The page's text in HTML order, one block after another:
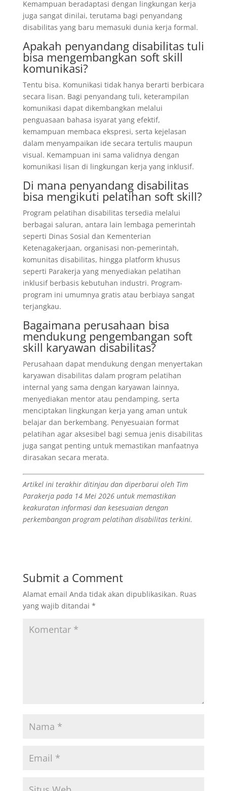
Kemampuan beradaptasi dengan lingkungan kerja
juga sangat dinilai, terutama bagi penyandang
disabilitas yang baru memasuki dunia kerja formal.
Apakah penyandang disabilitas tuli
bisa mengembangkan soft skill
komunikasi?
Tentu bisa. Komunikasi tidak hanya berarti berbicara
secara lisan. Bagi penyandang tuli, keterampilan
komunikasi dapat dikembangkan melalui
penguasaan bahasa isyarat yang efektif,
kemampuan membaca ekspresi, serta kejelasan
dalam menyampaikan ide secara tertulis maupun
visual. Kemampuan ini sama validnya dengan
komunikasi lisan di lingkungan kerja yang inklusif.
Di mana penyandang disabilitas
bisa mengikuti pelatihan soft skill?
Program pelatihan disabilitas tersedia melalui
berbagai saluran, antara lain lembaga pemerintah
seperti Dinas Sosial dan Kementerian
Ketenagakerjaan, organisasi non-pemerintah,
komunitas disabilitas, hingga platform khusus
seperti Parakerja yang menyediakan pelatihan
inklusif berbasis kebutuhan industri. Program-
program ini umumnya gratis atau berbiaya sangat
terjangkau.
Bagaimana perusahaan bisa
mendukung pengembangan soft
skill karyawan disabilitas?
Perusahaan dapat mendukung dengan menyertakan
karyawan disabilitas dalam program pelatihan
internal yang sama dengan karyawan lainnya,
menyediakan mentor atau pendamping, serta
menciptakan lingkungan kerja yang aman untuk
belajar dan berkembang. Penyesuaian format
pelatihan agar aksesibel bagi semua jenis disabilitas
juga sangat penting untuk memastikan manfaatnya
dirasakan secara merata.
Artikel ini terakhir ditinjau dan diperbarui oleh Tim
Parakerja pada 14 Mei 2026 untuk memastikan
keakuratan informasi dan kesesuaian dengan
perkembangan program pelatihan disabilitas terkini.
Submit a Comment
Alamat email Anda tidak akan dipublikasikan. Ruas
yang wajib ditandai *